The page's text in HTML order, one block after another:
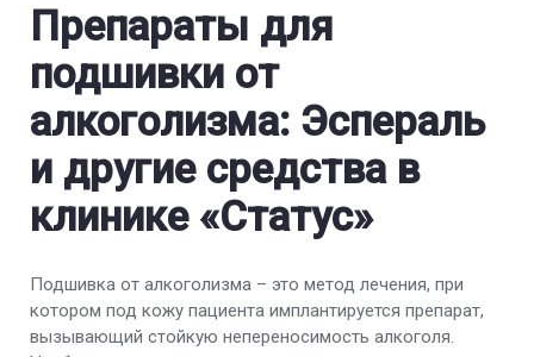
Препараты для
подшивки от
алкоголизма: Эспераль
и другие средства в
клинике «Статус»
Подшивка от алкоголизма – это метод лечения, при
котором под кожу пациента имплантируется препарат,
вызывающий стойкую непереносимость алкоголя.